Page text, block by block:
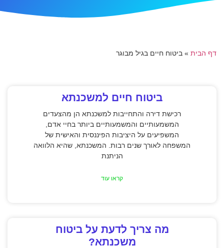
דף הבית » ביטוח חיים בגיל מבוגר
ביטוח חיים למשכנתא
רכישת דירה והתחייבות למשכנתא הן מהצעדים
המשמעותיים והמשמעותיים ביותר בחיי אדם,
המשפיעים על היציבות הפיננסית והאישית של
המשפחה לאורך שנים רבות. המשכנתא, שהיא הלוואה
הניתנת
קראו עוד
מה צריך לדעת על ביטוח
משכנתא?